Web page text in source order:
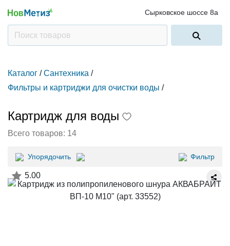
Сырковское шоссе 8а
Каталог / Сантехника /
Фильтры и картриджи для очистки воды /
Картридж для воды
Всего товаров: 14
Упорядочить Фильтр
5.00